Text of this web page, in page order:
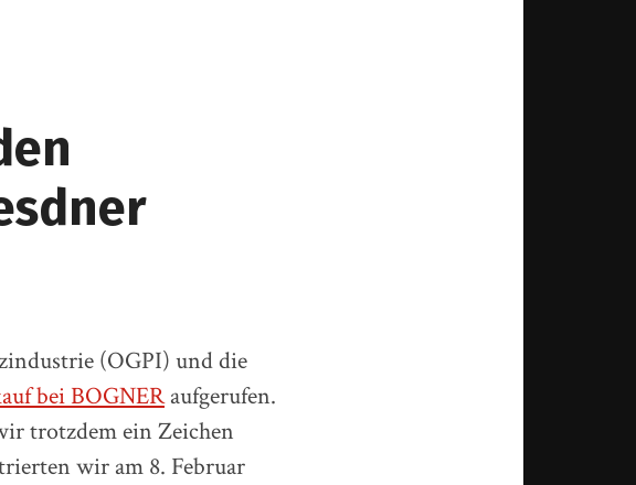
(OGPI) und die
bei BOGNERaufgerufen.
trotzdem ein Zeichen
wir am 8. Februar